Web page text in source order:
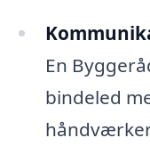
En
bindeled